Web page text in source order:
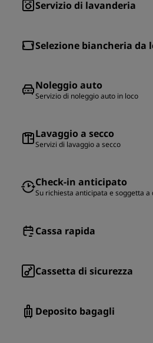
Servizio di lavanderia
Selezione biancheria da
Noleggio auto
Servizio di noleggio auto in loco
Lavaggio a secco
Servizi di lavaggio a secco
Check-in anticipato
Su richiesta anticipata e soggetta a
Cassa rapida
Cassetta di sicurezza
Deposito bagagli